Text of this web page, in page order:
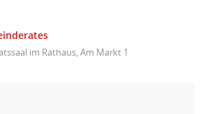
im Rathaus, Am Markt 1